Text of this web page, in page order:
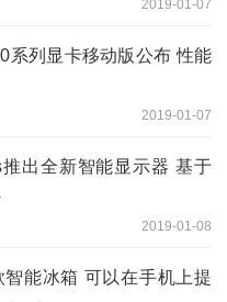
2019-01-07
系列显卡移动版公布 性能
2019-01-07
出全新智能显示器 基于
2019-01-08
智能冰箱 可以在手机上提